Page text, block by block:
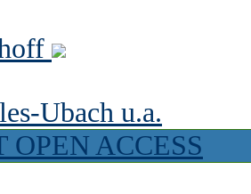
Ubach u.a.
ACCESS